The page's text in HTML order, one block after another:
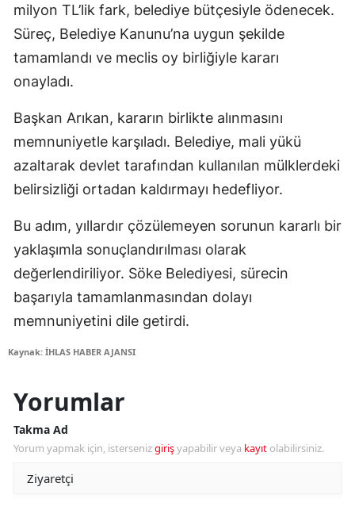
milyon TL’lik fark, belediye bütçesiyle ödenecek.
Süreç, Belediye Kanunu’na uygun şekilde
tamamlandı ve meclis oy birliğiyle kararı
onayladı.
Başkan Arıkan, kararın birlikte alınmasını
memnuniyetle karşıladı. Belediye, mali yükü
azaltarak devlet tarafından kullanılan mülklerdeki
belirsizliği ortadan kaldırmayı hedefliyor.
Bu adım, yıllardır çözülemeyen sorunun kararlı bir
yaklaşımla sonuçlandırılması olarak
değerlendiriliyor. Söke Belediyesi, sürecin
başarıyla tamamlanmasından dolayı
memnuniyetini dile getirdi.
Kaynak: İHLAS HABER AJANSI
Yorumlar
Takma Ad
Yorum yapmak için, istersenizgirişyapabilir veya kayıt olabilirsiniz.